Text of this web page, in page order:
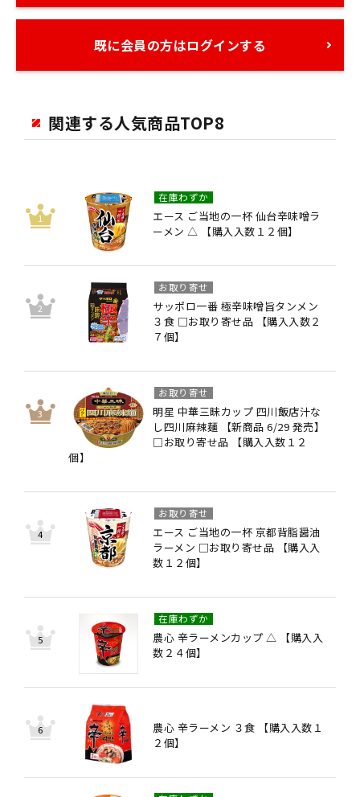
既に会員の方はログインする
関連する人気商品TOP8
エース ご当地の一杯 仙台辛味噌ラ
ーメン △ 【購入入数１２個】
在庫わずか
サッポロ一番 極辛味噌旨タンメン
３食 □お取り寄せ品 【購入入数２
７個】
お取り寄せ
明星 中華三昧カップ 四川飯店汁な
し四川麻辣麺 【新商品 6/29 発売】
□お取り寄せ品 【購入入数１２
個】
お取り寄せ
エース ご当地の一杯 京都背脂醤油
ラーメン □お取り寄せ品 【購入入
数１２個】
お取り寄せ
農心 辛ラーメンカップ △ 【購入入
数２４個】
在庫わずか
農心 辛ラーメン ３食 【購入入数１
２個】